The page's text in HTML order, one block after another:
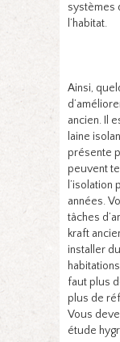
systèmes
l’habitat.
Ainsi,
ancien. Il
laine
présente
peuvent
l’isolation
années.
tâches
kraft
installer
faut plus
plus de
Vous
étude